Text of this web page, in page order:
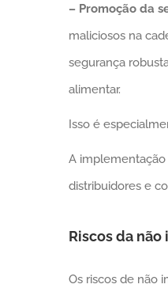
– Promoção da
maliciosos na
segurança
alimentar.
Isso é
A
distribuidores e
Riscos da
Os riscos de não